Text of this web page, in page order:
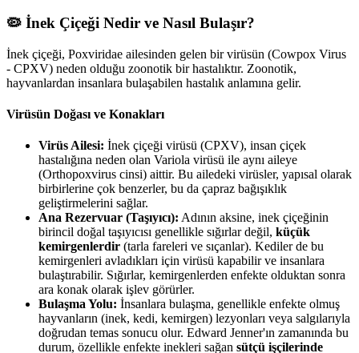
🦠 İnek Çiçeği Nedir ve Nasıl Bulaşır?
İnek çiçeği, Poxviridae ailesinden gelen bir virüsün (Cowpox Virus
- CPXV) neden olduğu zoonotik bir hastalıktır. Zoonotik,
hayvanlardan insanlara bulaşabilen hastalık anlamına gelir.
Virüsün Doğası ve Konakları
Virüs Ailesi: İnek çiçeği virüsü (CPXV), insan çiçek
hastalığına neden olan Variola virüsü ile aynı aileye
(Orthopoxvirus cinsi) aittir. Bu ailedeki virüsler, yapısal olarak
birbirlerine çok benzerler, bu da çapraz bağışıklık
geliştirmelerini sağlar.
Ana Rezervuar (Taşıyıcı): Adının aksine, inek çiçeğinin
birincil doğal taşıyıcısı genellikle sığırlar değil, küçük
kemirgenlerdir (tarla fareleri ve sıçanlar). Kediler de bu
kemirgenleri avladıkları için virüsü kapabilir ve insanlara
bulaştırabilir. Sığırlar, kemirgenlerden enfekte olduktan sonra
ara konak olarak işlev görürler.
Bulaşma Yolu: İnsanlara bulaşma, genellikle enfekte olmuş
hayvanların (inek, kedi, kemirgen) lezyonları veya salgılarıyla
doğrudan temas sonucu olur. Edward Jenner'ın zamanında bu
durum, özellikle enfekte inekleri sağan sütçü işçilerinde